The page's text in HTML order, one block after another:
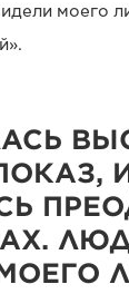
моего